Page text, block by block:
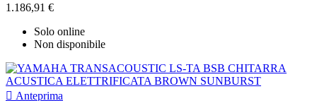
1.186,91 €
Solo online
Non disponibile
 Anteprima